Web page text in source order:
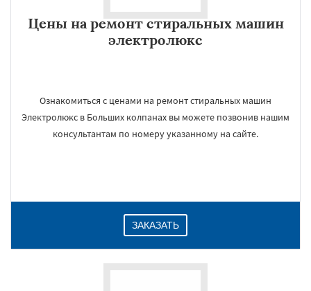
Цены на ремонт стиральных машин
электролюкс
Ознакомиться с ценами на ремонт стиральных машин
Электролюкс в Больших колпанах вы можете позвонив нашим
консультантам по номеру указанному на сайте.
ЗАКАЗАТЬ